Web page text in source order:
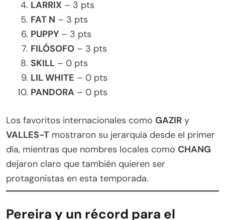
LARRIX – 3 pts
FAT N – 3 pts
PUPPY – 3 pts
FILÓSOFO – 3 pts
SKILL – 0 pts
LIL WHITE – 0 pts
PANDORA – 0 pts
Los favoritos internacionales como GAZIR y
VALLES-T mostraron su jerarquía desde el primer
día, mientras que nombres locales como CHANG
dejaron claro que también quieren ser
protagonistas en esta temporada.
Pereira y un récord para el